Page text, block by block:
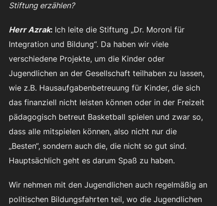
Stiftung erzählen?
Herr Azrak: Ich leite die Stiftung „Dr. Moroni für
Integration und Bildung“. Da haben wir viele
verschiedene Projekte, um die Kinder oder
Jugendlichen an der Gesellschaft teilhaben zu lassen,
wie z.B. Hausaufgabenbetreuung für Kinder, die sich
das finanziell nicht leisten können oder in der Freizeit
pädagogisch betreut Basketball spielen und zwar so,
dass alle mitspielen können, also nicht nur die
„Besten“, sondern auch die, die nicht so gut sind.
Hauptsächlich geht es darum Spaß zu haben.
Wir nehmen mit den Jugendlichen auch regelmäßig an
politischen Bildungsfahrten teil, wo die Jugendlichen